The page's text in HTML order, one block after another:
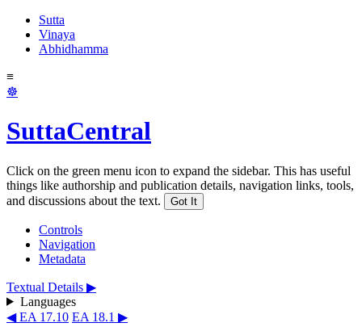
Sutta
Vinaya
Abhidhamma
≡
☸
SuttaCentral
Click on the green menu icon to expand the sidebar. This has useful
things like authorship and publication details, navigation links, tools,
and discussions about the text.
Got It
Controls
Navigation
Metadata
Textual Details ▶
Languages
◀ EA 17.10 EA 18.1 ▶